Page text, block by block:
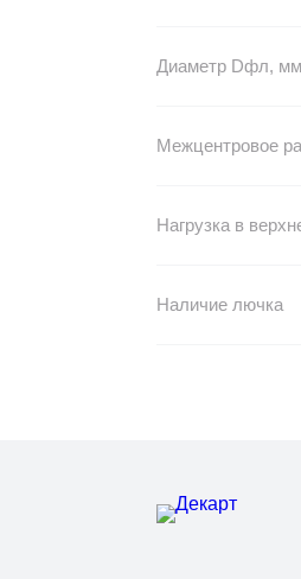
Диаметр Dфл, мм
Межцентровое
Нагрузка в
Наличие лючка